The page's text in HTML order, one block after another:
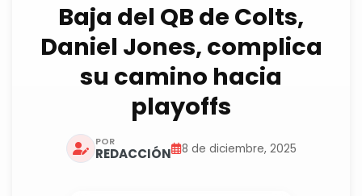
Baja del QB de Colts,
Daniel Jones, complica
su camino hacia
playoffs
POR
REDACCIÓN 8 de diciembre, 2025